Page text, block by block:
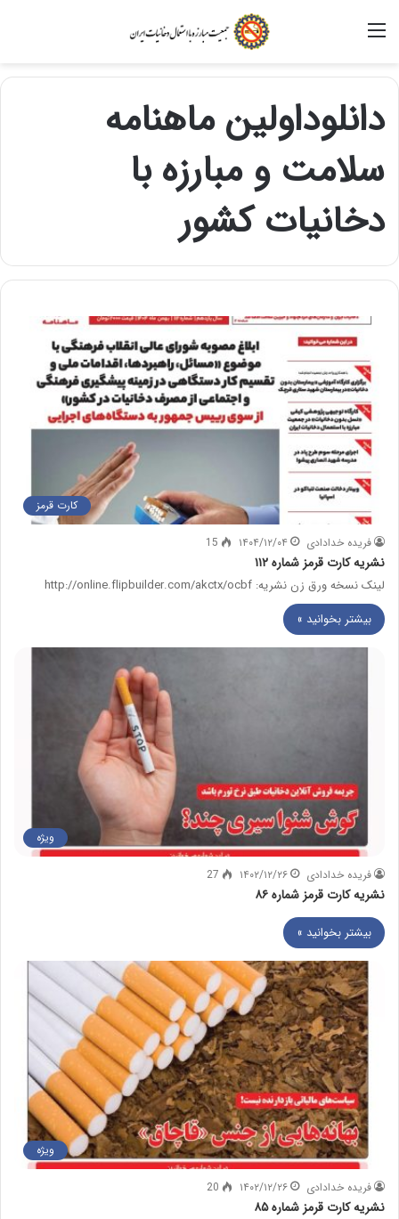
دانلوداولین ماهنامه
سلامت و مبارزه با
دخانیات کشور
کارت قرمز
فریده خدادادی ۱۴۰۴/۱۲/۰۴ 15
نشریه کارت قرمز شماره ۱۱۲
لینک نسخه ورق زن نشریه: http://online.flipbuilder.com/akctx/ocbf
بیشتر بخوانید »
ویژه
فریده خدادادی ۱۴۰۲/۱۲/۲۶ 27
نشریه کارت قرمز شماره ۸۶
بیشتر بخوانید »
ویژه
فریده خدادادی ۱۴۰۲/۱۲/۲۶ 20
نشریه کارت قرمز شماره ۸۵